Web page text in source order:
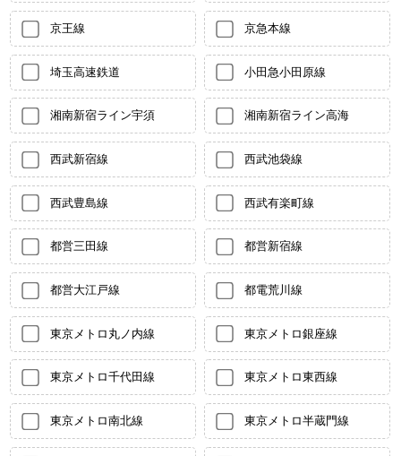
京王線 京急本線
埼玉高速鉄道 小田急小田原線
湘南新宿ライン宇須 湘南新宿ライン高海
西武新宿線 西武池袋線
西武豊島線 西武有楽町線
都営三田線 都営新宿線
都営大江戸線 都電荒川線
東京メトロ丸ノ内線 東京メトロ銀座線
東京メトロ千代田線 東京メトロ東西線
東京メトロ南北線 東京メトロ半蔵門線